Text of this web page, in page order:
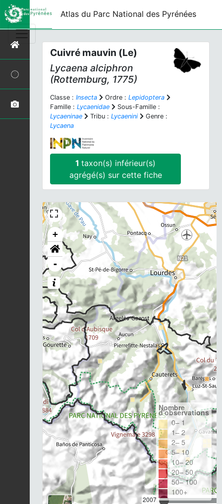
Atlas du Parc National des Pyrénées
Cuivré mauvin (Le)
Lycaena alciphron
(Rottemburg, 1775)
Classe : Insecta Ordre : Lepidoptera
Famille : Lycaenidae
Sous-Famille :
Lycaeninae
Tribu : Lycaenini
Genre :
Lycaena
1taxon(s) inférieur(s)
agrégé(s) sur cette fiche
+
-
2007
Nombre
d'observations
0– 1
1– 2
2– 5
5– 10
10– 20
20– 50
50– 100
100+